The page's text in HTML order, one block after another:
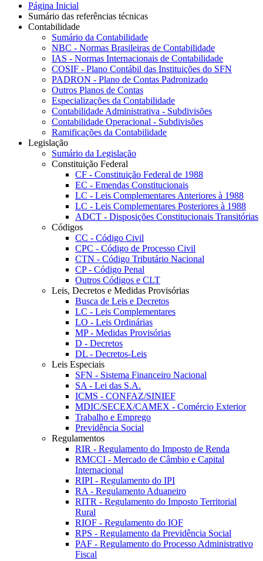
Página Inicial
Sumário das referências técnicas
Contabilidade
Sumário da Contabilidade
NBC - Normas Brasileiras de Contabilidade
IAS - Normas Internacionais de Contabilidade
COSIF - Plano Contábil das Instituições do SFN
PADRON - Plano de Contas Padronizado
Outros Planos de Contas
Especializações da Contabilidade
Contabilidade Administrativa - Subdivisões
Contabilidade Operacional - Subdivisões
Ramificações da Contabilidade
Legislação
Sumário da Legislação
Constituição Federal
CF - Constituição Federal de 1988
EC - Emendas Constitucionais
LC - Leis Complementares Anteriores à 1988
LC - Leis Complementares Posteriores à 1988
ADCT - Disposições Constitucionais Transitórias
Códigos
CC - Código Civil
CPC - Código de Processo Civil
CTN - Código Tributário Nacional
CP - Código Penal
Outros Códigos e CLT
Leis, Decretos e Medidas Provisórias
Busca de Leis e Decretos
LC - Leis Complementares
LO - Leis Ordinárias
MP - Medidas Provisórias
D - Decretos
DL - Decretos-Leis
Leis Especiais
SFN - Sistema Financeiro Nacional
SA - Lei das S.A.
ICMS - CONFAZ/SINIEF
MDIC/SECEX/CAMEX - Comércio Exterior
Trabalho e Emprego
Previdência Social
Regulamentos
RIR - Regulamento do Imposto de Renda
RMCCI - Mercado de Câmbio e Capital
Internacional
RIPI - Regulamento do IPI
RA - Regulamento Aduaneiro
RITR - Regulamento do Imposto Territorial
Rural
RIOF - Regulamento do IOF
RPS - Regulamento da Previdência Social
PAF - Regulamento do Processo Administrativo
Fiscal